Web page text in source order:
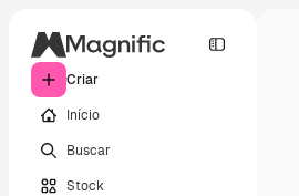
Criar
Início
Buscar
Stock